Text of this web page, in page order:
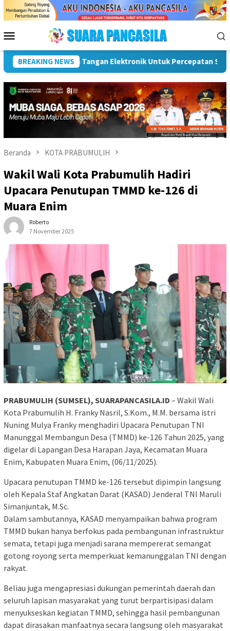
Menu
Mobile
BREAKING NEWS
Dorong UMKM Naik Kelas, Ratu Dewa Tekankan
Beranda KOTA PRABUMULIH
Wakil Wali Kota Prabumulih Hadiri
Upacara Penutupan TMMD ke-126 di
Muara Enim
Roberto
7 November 2025
PRABUMULIH (SUMSEL), SUARAPANCASILA.ID – Wakil Wali
Kota Prabumulih H. Franky Nasril, S.Kom., M.M. bersama istri
Nuning Mulya Franky menghadiri Upacara Penutupan TNI
Manunggal Membangun Desa (TMMD) ke-126 Tahun 2025, yang
digelar di Lapangan Desa Harapan Jaya, Kecamatan Muara
Enim, Kabupaten Muara Enim, (06/11/2025).
Upacara penutupan TMMD ke-126 tersebut dipimpin langsung
oleh Kepala Staf Angkatan Darat (KASAD) Jenderal TNI Maruli
Simanjuntak, M.Sc.
Dalam sambutannya, KASAD menyampaikan bahwa program
TMMD bukan hanya berfokus pada pembangunan infrastruktur
semata, tetapi juga menjadi sarana mempererat semangat
gotong royong serta memperkuat kemanunggalan TNI dengan
rakyat.
Beliau juga mengapresiasi dukungan pemerintah daerah dan
seluruh lapisan masyarakat yang turut berpartisipasi dalam
menyukseskan kegiatan TMMD, sehingga hasil pembangunan
dapat dirasakan manfaatnya secara langsung oleh masyarakat